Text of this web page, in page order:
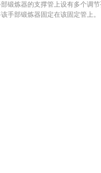
锻炼器的支撑管上设有多个调
手部锻炼器固定在该固定管上。